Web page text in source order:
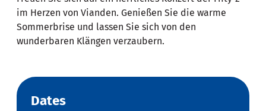
im Herzen von Vianden. Genießen Sie die warme
Sommerbrise und lassen Sie sich von den
wunderbaren Klängen verzaubern.
Dates